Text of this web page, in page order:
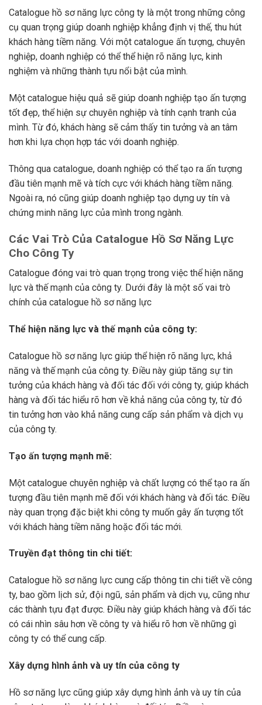
Catalogue hồ sơ năng lực công ty là một trong những công
cụ quan trọng giúp doanh nghiệp khẳng định vị thế, thu hút
khách hàng tiềm năng. Với một catalogue ấn tượng, chuyên
nghiệp, doanh nghiệp có thể thể hiện rõ năng lực, kinh
nghiệm và những thành tựu nổi bật của mình.
Một catalogue hiệu quả sẽ giúp doanh nghiệp tạo ấn tượng
tốt đẹp, thể hiện sự chuyên nghiệp và tính cạnh tranh của
mình. Từ đó, khách hàng sẽ cảm thấy tin tưởng và an tâm
hơn khi lựa chọn hợp tác với doanh nghiệp.
Thông qua catalogue, doanh nghiệp có thể tạo ra ấn tượng
đầu tiên mạnh mẽ và tích cực với khách hàng tiềm năng.
Ngoài ra, nó cũng giúp doanh nghiệp tạo dựng uy tín và
chứng minh năng lực của mình trong ngành.
Các Vai Trò Của Catalogue Hồ Sơ Năng Lực
Cho Công Ty
Catalogue đóng vai trò quan trọng trong việc thể hiện năng
lực và thế mạnh của công ty. Dưới đây là một số vai trò
chính của catalogue hồ sơ năng lực
Thể hiện năng lực và thế mạnh của công ty:
Catalogue hồ sơ năng lực giúp thể hiện rõ năng lực, khả
năng và thế mạnh của công ty. Điều này giúp tăng sự tin
tưởng của khách hàng và đối tác đối với công ty, giúp khách
hàng và đối tác hiểu rõ hơn về khả năng của công ty, từ đó
tin tưởng hơn vào khả năng cung cấp sản phẩm và dịch vụ
của công ty.
Tạo ấn tượng mạnh mẽ:
Một catalogue chuyên nghiệp và chất lượng có thể tạo ra ấn
tượng đầu tiên mạnh mẽ đối với khách hàng và đối tác. Điều
này quan trọng đặc biệt khi công ty muốn gây ấn tượng tốt
với khách hàng tiềm năng hoặc đối tác mới.
Truyền đạt thông tin chi tiết:
Catalogue hồ sơ năng lực cung cấp thông tin chi tiết về công
ty, bao gồm lịch sử, đội ngũ, sản phẩm và dịch vụ, cũng như
các thành tựu đạt được. Điều này giúp khách hàng và đối tác
có cái nhìn sâu hơn về công ty và hiểu rõ hơn về những gì
công ty có thể cung cấp.
Xây dựng hình ảnh và uy tín của công ty
Hồ sơ năng lực cũng giúp xây dựng hình ảnh và uy tín của